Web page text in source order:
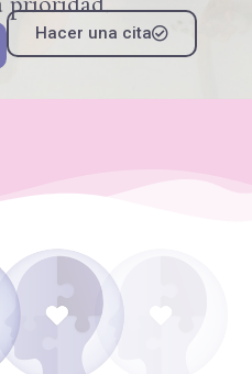
prioridad.
Hacer una cita